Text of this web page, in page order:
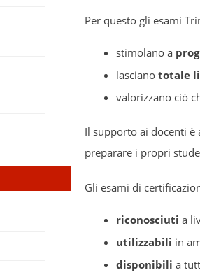
Per questo gli esami
stimolano a
lascianototale
valorizzano ciò
Il supporto ai docenti
preparare i propri
Gli esami di
riconosciuti a
utilizzabili in
disponibili a